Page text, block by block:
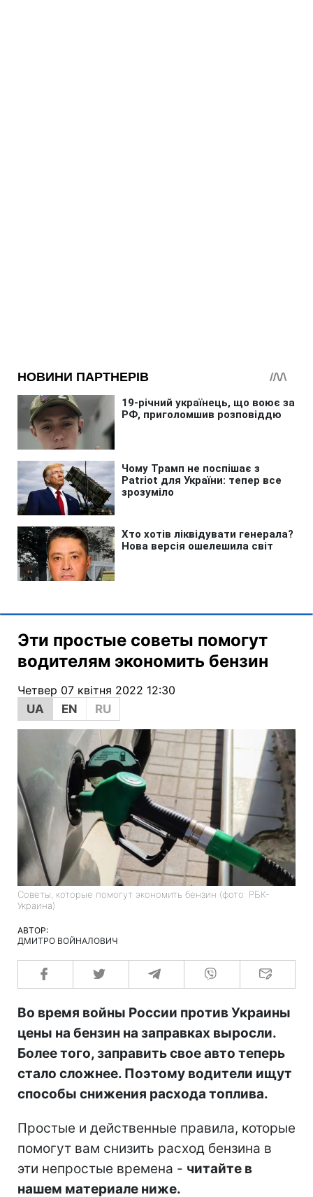
Эти простые советы помогут
водителям экономить бензин
Четвер 07 квітня 2022 12:30
UA
EN RU
Советы, которые помогут экономить бензин (фото: РБК-
Украина)
АВТОР:
ДМИТРО ВОЙНАЛОВИЧ
Во время войны России против Украины
цены на бензин на заправках выросли.
Более того, заправить свое авто теперь
стало сложнее. Поэтому водители ищут
способы снижения расхода топлива.
Простые и действенные правила, которые
помогут вам снизить расход бензина в
эти непростые времена - читайте в
нашем материале ниже.